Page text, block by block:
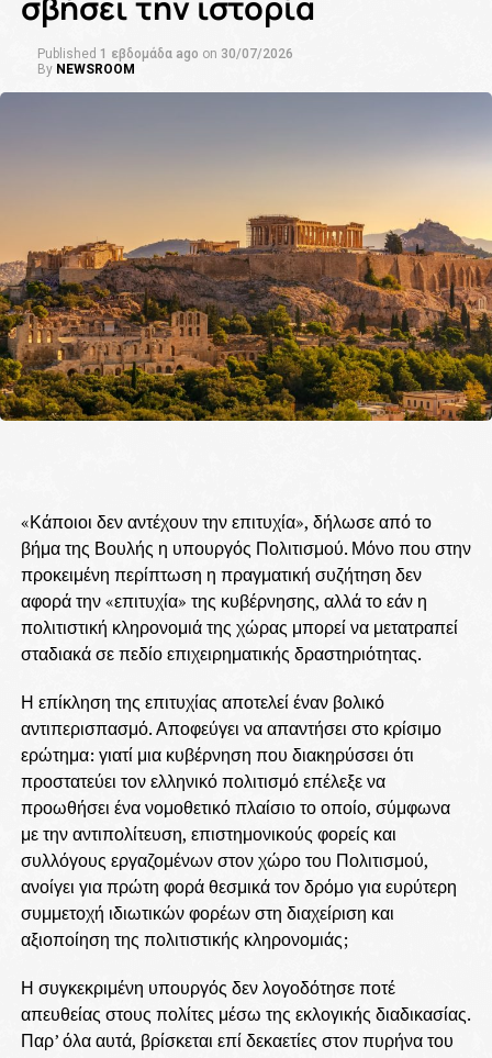
Published 1 εβδομάδα ago on 30/07/2026
By NEWSROOM
«Κάποιοι δεν αντέχουν την επιτυχία», δήλωσε από το
βήμα της Βουλής η υπουργός Πολιτισμού. Μόνο που στην
προκειμένη περίπτωση η πραγματική συζήτηση δεν
αφορά την «επιτυχία» της κυβέρνησης, αλλά το εάν η
πολιτιστική κληρονομιά της χώρας μπορεί να μετατραπεί
σταδιακά σε πεδίο επιχειρηματικής δραστηριότητας.
Η επίκληση της επιτυχίας αποτελεί έναν βολικό
αντιπερισπασμό. Αποφεύγει να απαντήσει στο κρίσιμο
ερώτημα: γιατί μια κυβέρνηση που διακηρύσσει ότι
προστατεύει τον ελληνικό πολιτισμό επέλεξε να
προωθήσει ένα νομοθετικό πλαίσιο το οποίο, σύμφωνα
με την αντιπολίτευση, επιστημονικούς φορείς και
συλλόγους εργαζομένων στον χώρο του Πολιτισμού,
ανοίγει για πρώτη φορά θεσμικά τον δρόμο για ευρύτερη
συμμετοχή ιδιωτικών φορέων στη διαχείριση και
αξιοποίηση της πολιτιστικής κληρονομιάς;
Η συγκεκριμένη υπουργός δεν λογοδότησε ποτέ
απευθείας στους πολίτες μέσω της εκλογικής διαδικασίας.
Παρ’ όλα αυτά, βρίσκεται επί δεκαετίες στον πυρήνα του